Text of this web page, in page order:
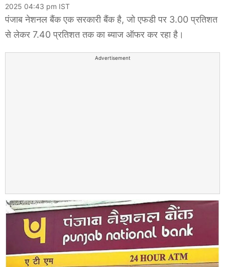
2025 04:43 pm IST
पंजाब नेशनल बैंक एक सरकारी बैंक है, जो एफडी पर 3.00 प्रतिशत
से लेकर 7.40 प्रतिशत तक का ब्याज ऑफर कर रहा है।
Advertisement